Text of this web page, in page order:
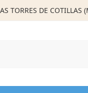
TORRES DE COTILLAS